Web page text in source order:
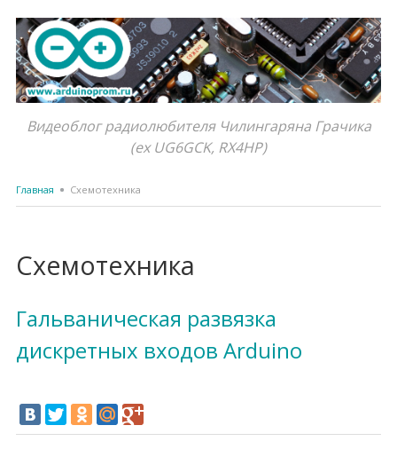
Видеоблог радиолюбителя Чилингаряна Грачика
(ex UG6GCK, RX4HP)
Главная Схемотехника
Схемотехника
Гальваническая развязка
дискретных входов Arduino